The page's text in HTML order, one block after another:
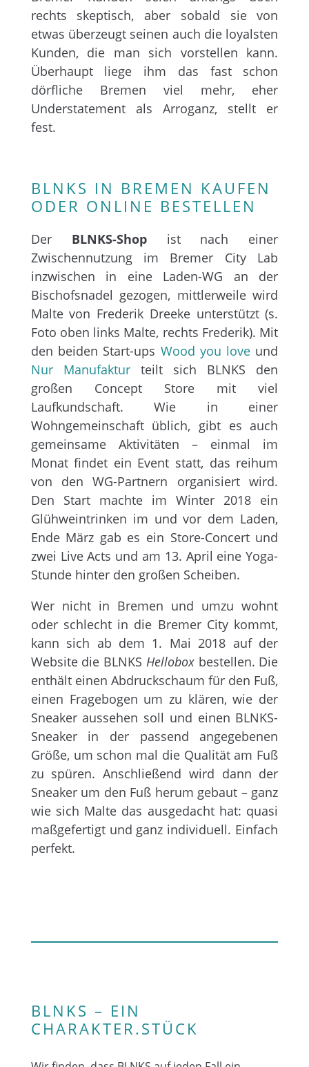
rechts skeptisch, aber sobald sie von
etwas überzeugt seinen auch die loyalsten
Kunden, die man sich vorstellen kann.
Überhaupt liege ihm das fast schon
dörfliche Bremen viel mehr, eher
Understatement als Arroganz, stellt er
fest.
BLNKS IN BREMEN KAUFEN
ODER ONLINE BESTELLEN
Der BLNKS-Shopist nach einer
Zwischennutzung im Bremer City Lab
inzwischen in eine Laden-WG an der
Bischofsnadel gezogen, mittlerweile wird
Malte von Frederik Dreeke unterstützt (s.
Foto oben links Malte, rechts Frederik). Mit
den beiden Start-ups Wood you loveund
Nur Manufakturteilt sich BLNKS den
großen Concept Store mit viel
Laufkundschaft. Wie in einer
Wohngemeinschaft üblich, gibt es auch
gemeinsame Aktivitäten – einmal im
Monat findet ein Event statt, das reihum
von den WG-Partnern organisiert wird.
Den Start machte im Winter 2018 ein
Glühweintrinken im und vor dem Laden,
Ende März gab es ein Store-Concert und
zwei Live Acts und am 13. April eine Yoga-
Stunde hinter den großen Scheiben.
Wer nicht in Bremen und umzu wohnt
oder schlecht in die Bremer City kommt,
kann sich ab dem 1. Mai 2018 auf der
Website die BLNKS Hellobox bestellen. Die
enthält einen Abdruckschaum für den Fuß,
einen Fragebogen um zu klären, wie der
Sneaker aussehen soll und einen BLNKS-
Sneaker in der passend angegebenen
Größe, um schon mal die Qualität am Fuß
zu spüren. Anschließend wird dann der
Sneaker um den Fuß herum gebaut – ganz
wie sich Malte das ausgedacht hat: quasi
maßgefertigt und ganz individuell. Einfach
perfekt.
BLNKS – EIN
CHARAKTER.STÜCK